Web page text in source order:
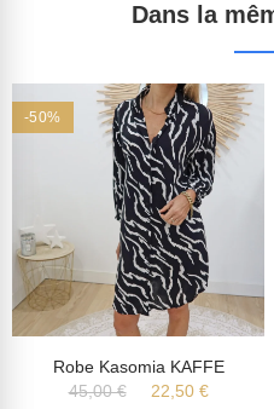
Dans la
-50%
Robe Kasomia KAFFE
45,00 €
22,50 €